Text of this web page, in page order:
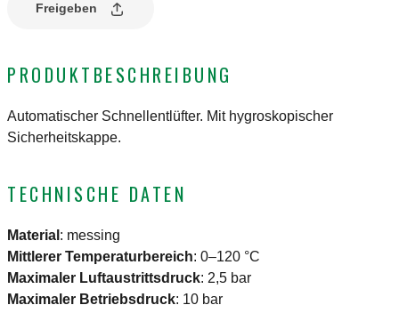
Freigeben
PRODUKTBESCHREIBUNG
Automatischer Schnellentlüfter. Mit hygroskopischer
Sicherheitskappe.
TECHNISCHE DATEN
Material : messing
Mittlerer Temperaturbereich: 0–120 °C
Maximaler Luftaustrittsdruck: 2,5 bar
Maximaler Betriebsdruck: 10 bar